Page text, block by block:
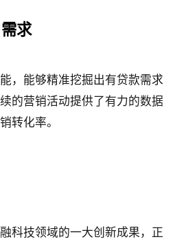
求
，能够精准挖掘出有贷款需求
的营销活动提供了有力的数据
转化率。
科技领域的一大创新成果，正